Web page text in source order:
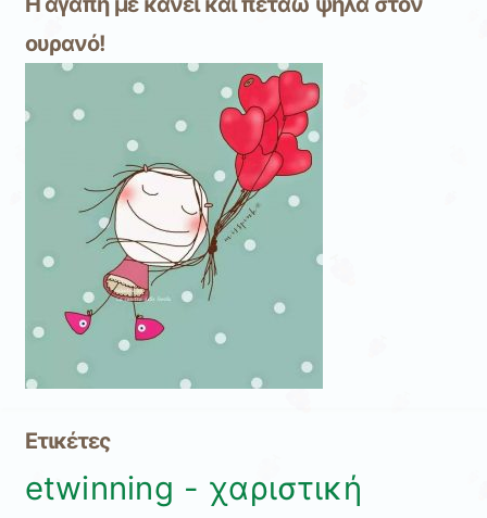
ουρανό!
Ετικέτες
etwinning - χαριστική